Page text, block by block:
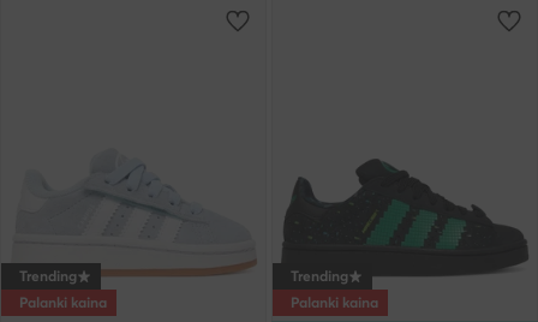
Trending
Palanki kaina
Trending
Palanki kaina